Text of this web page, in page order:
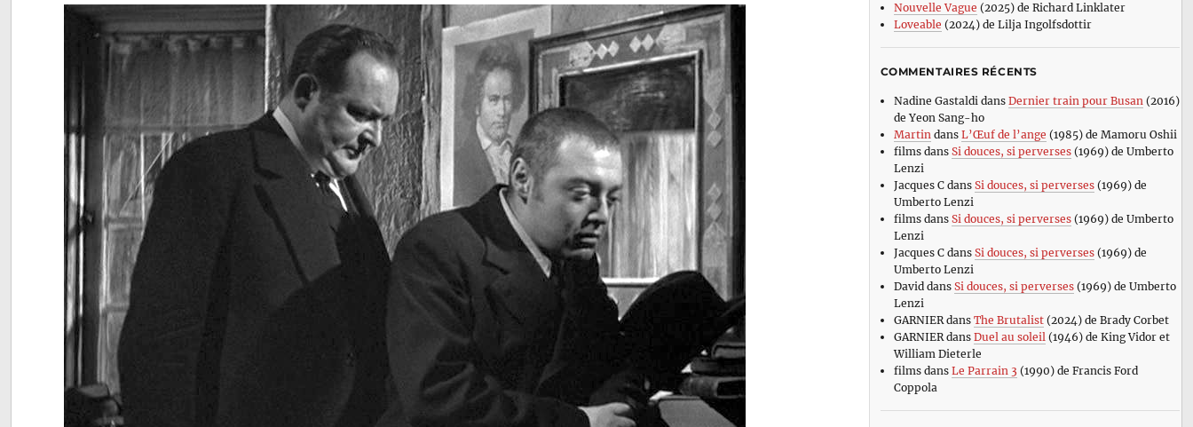
Nouvelle Vague (2025) de Richard Linklater
Loveable (2024) de Lilja Ingolfsdottir
COMMENTAIRES RÉCENTS
Nadine Gastaldidans Dernier train pour Busan(2016)
de Yeon Sang-ho
Martindans L’Œuf de l’ange (1985) de Mamoru Oshii
filmsdans Si douces, si perverses(1969) de Umberto
Lenzi
Jacques Cdans Si douces, si perverses(1969) de
Umberto Lenzi
filmsdans Si douces, si perverses(1969) de Umberto
Lenzi
Jacques Cdans Si douces, si perverses(1969) de
Umberto Lenzi
Daviddans Si douces, si perverses(1969) de Umberto
Lenzi
GARNIERdans The Brutalist(2024) de Brady Corbet
GARNIERdans Duel au soleil(1946) de King Vidor et
William Dieterle
filmsdans Le Parrain 3 (1990) de Francis Ford
Coppola